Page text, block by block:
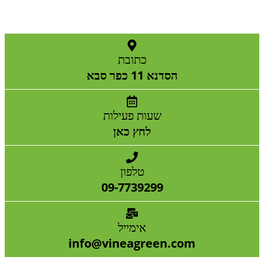
כתובת
הסדנא 11 כפר סבא
שעות פעילות
לחץ כאן
טלפון
09-7739299
אימייל
info@vineagreen.com